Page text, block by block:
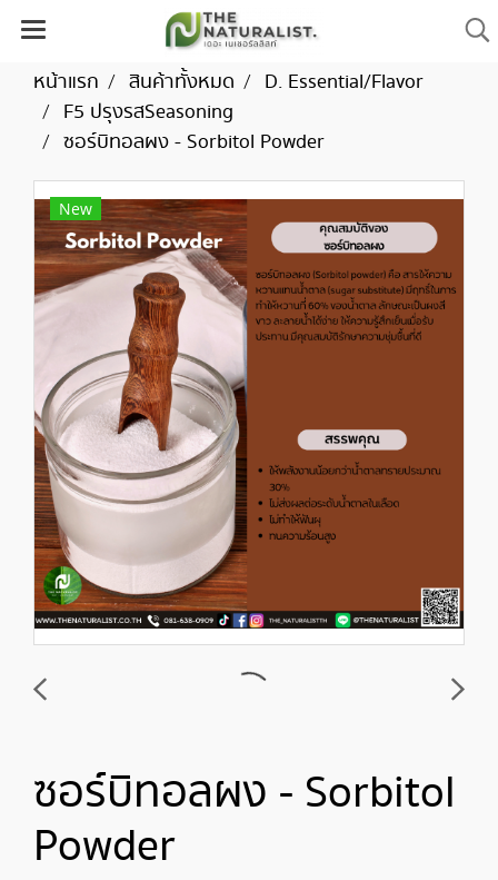
หน้าแรก สินค้าทั้งหมด
D. Essential/Flavor
F5 ปรุงรสSeasoning
ซอร์บิทอลผง - Sorbitol Powder
New
ซอร์บิทอลผง - Sorbitol
Powder